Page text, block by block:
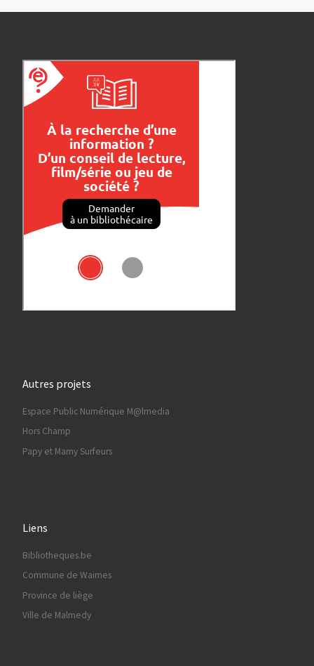
Autres projets
Espace Public Numérique M@lmedia
Hors Champ
Papy et Mamy Surfeurs
Liens
Bibliotheques.be
Commune de Waimes
Province de liège
Ville de Malmedy